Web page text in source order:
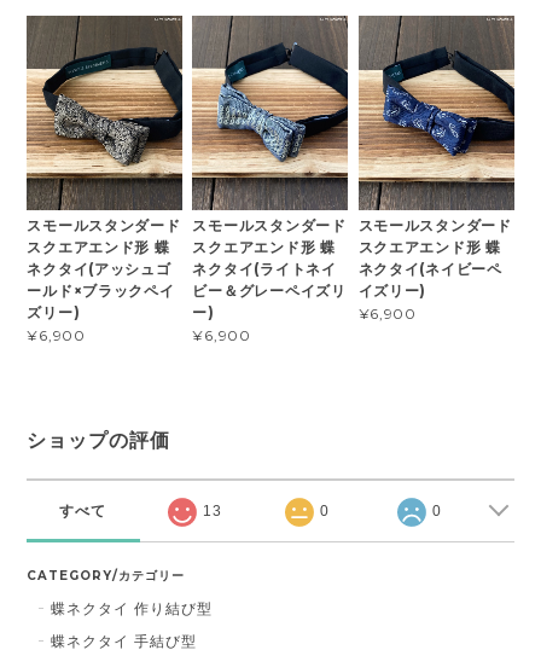
スモールスタンダード
スクエアエンド形 蝶
ネクタイ(アッシュゴ
ールド×ブラックペイ
ズリー)
¥6,900
スモールスタンダード
スクエアエンド形 蝶
ネクタイ(ライトネイ
ビー＆グレーペイズリ
ー)
¥6,900
スモールスタンダード
スクエアエンド形 蝶
ネクタイ(ネイビーペ
イズリー)
¥6,900
ショップの評価
すべて 13 0 0
CATEGORY/カテゴリー
蝶ネクタイ 作り結び型
蝶ネクタイ 手結び型